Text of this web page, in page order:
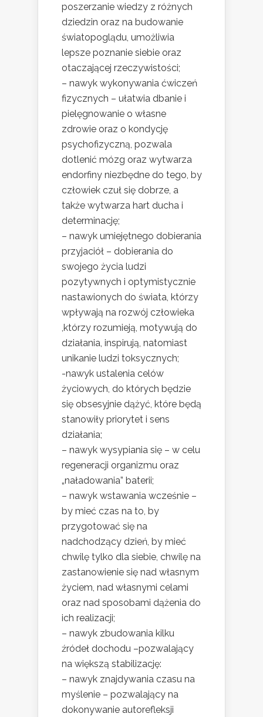
poszerzanie wiedzy z różnych
dziedzin oraz na budowanie
światopoglądu, umożliwia
lepsze poznanie siebie oraz
otaczającej rzeczywistości;
– nawyk wykonywania ćwiczeń
fizycznych – ułatwia dbanie i
pielęgnowanie o własne
zdrowie oraz o kondycję
psychofizyczną, pozwala
dotlenić mózg oraz wytwarza
endorfiny niezbędne do tego, by
człowiek czuł się dobrze, a
także wytwarza hart ducha i
determinację;
– nawyk umiejętnego dobierania
przyjaciół – dobierania do
swojego życia ludzi
pozytywnych i optymistycznie
nastawionych do świata, którzy
wpływają na rozwój człowieka
,którzy rozumieją, motywują do
działania, inspirują, natomiast
unikanie ludzi toksycznych;
-nawyk ustalenia celów
życiowych, do których będzie
się obsesyjnie dążyć, które będą
stanowiły priorytet i sens
działania;
– nawyk wysypiania się – w celu
regeneracji organizmu oraz
„naładowania” baterii;
– nawyk wstawania wcześnie –
by mieć czas na to, by
przygotować się na
nadchodzący dzień, by mieć
chwilę tylko dla siebie, chwilę na
zastanowienie się nad własnym
życiem, nad własnymi celami
oraz nad sposobami dążenia do
ich realizacji;
– nawyk zbudowania kilku
źródeł dochodu –pozwalający
na większą stabilizację:
– nawyk znajdywania czasu na
myślenie – pozwalający na
dokonywanie autorefleksji